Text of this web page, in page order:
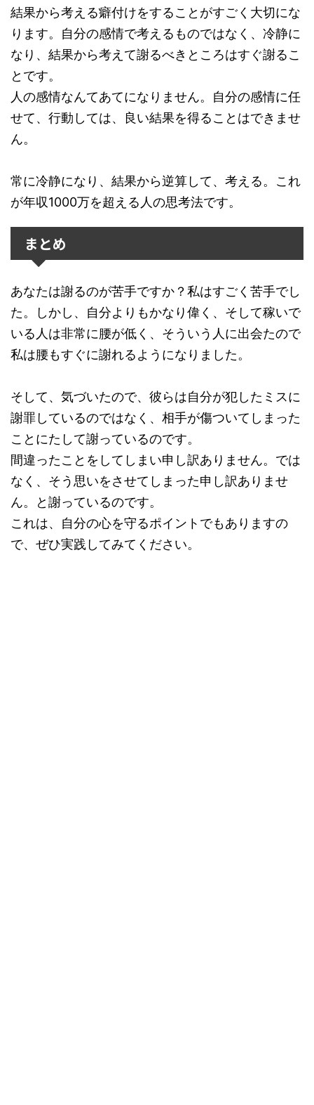
結果から考える癖付けをすることがすごく大切にな
ります。自分の感情で考えるものではなく、冷静に
なり、結果から考えて謝るべきところはすぐ謝るこ
とです。
人の感情なんてあてになりません。自分の感情に任
せて、行動しては、良い結果を得ることはできませ
ん。
常に冷静になり、結果から逆算して、考える。これ
が年収1000万を超える人の思考法です。
まとめ
あなたは謝るのが苦手ですか？私はすごく苦手でし
た。しかし、自分よりもかなり偉く、そして稼いで
いる人は非常に腰が低く、そういう人に出会たので
私は腰もすぐに謝れるようになりました。
そして、気づいたので、彼らは自分が犯したミスに
謝罪しているのではなく、相手が傷ついてしまった
ことにたして謝っているのです。
間違ったことをしてしまい申し訳ありません。では
なく、そう思いをさせてしまった申し訳ありませ
ん。と謝っているのです。
これは、自分の心を守るポイントでもありますの
で、ぜひ実践してみてください。